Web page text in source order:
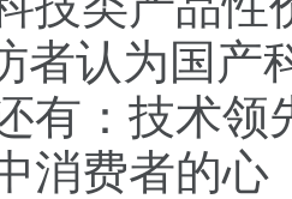
者认为国产
有：技术领
消费者的